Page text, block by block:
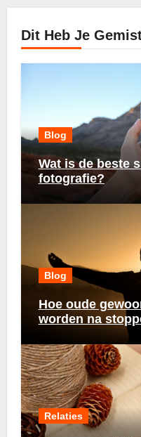
Dit Heb Je
Blog
Wat is de beste
fotografie?
Blog
Hoe oude
worden na
Relaties